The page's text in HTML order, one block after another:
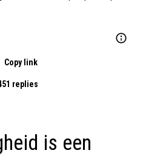
Copy link
replies
is een